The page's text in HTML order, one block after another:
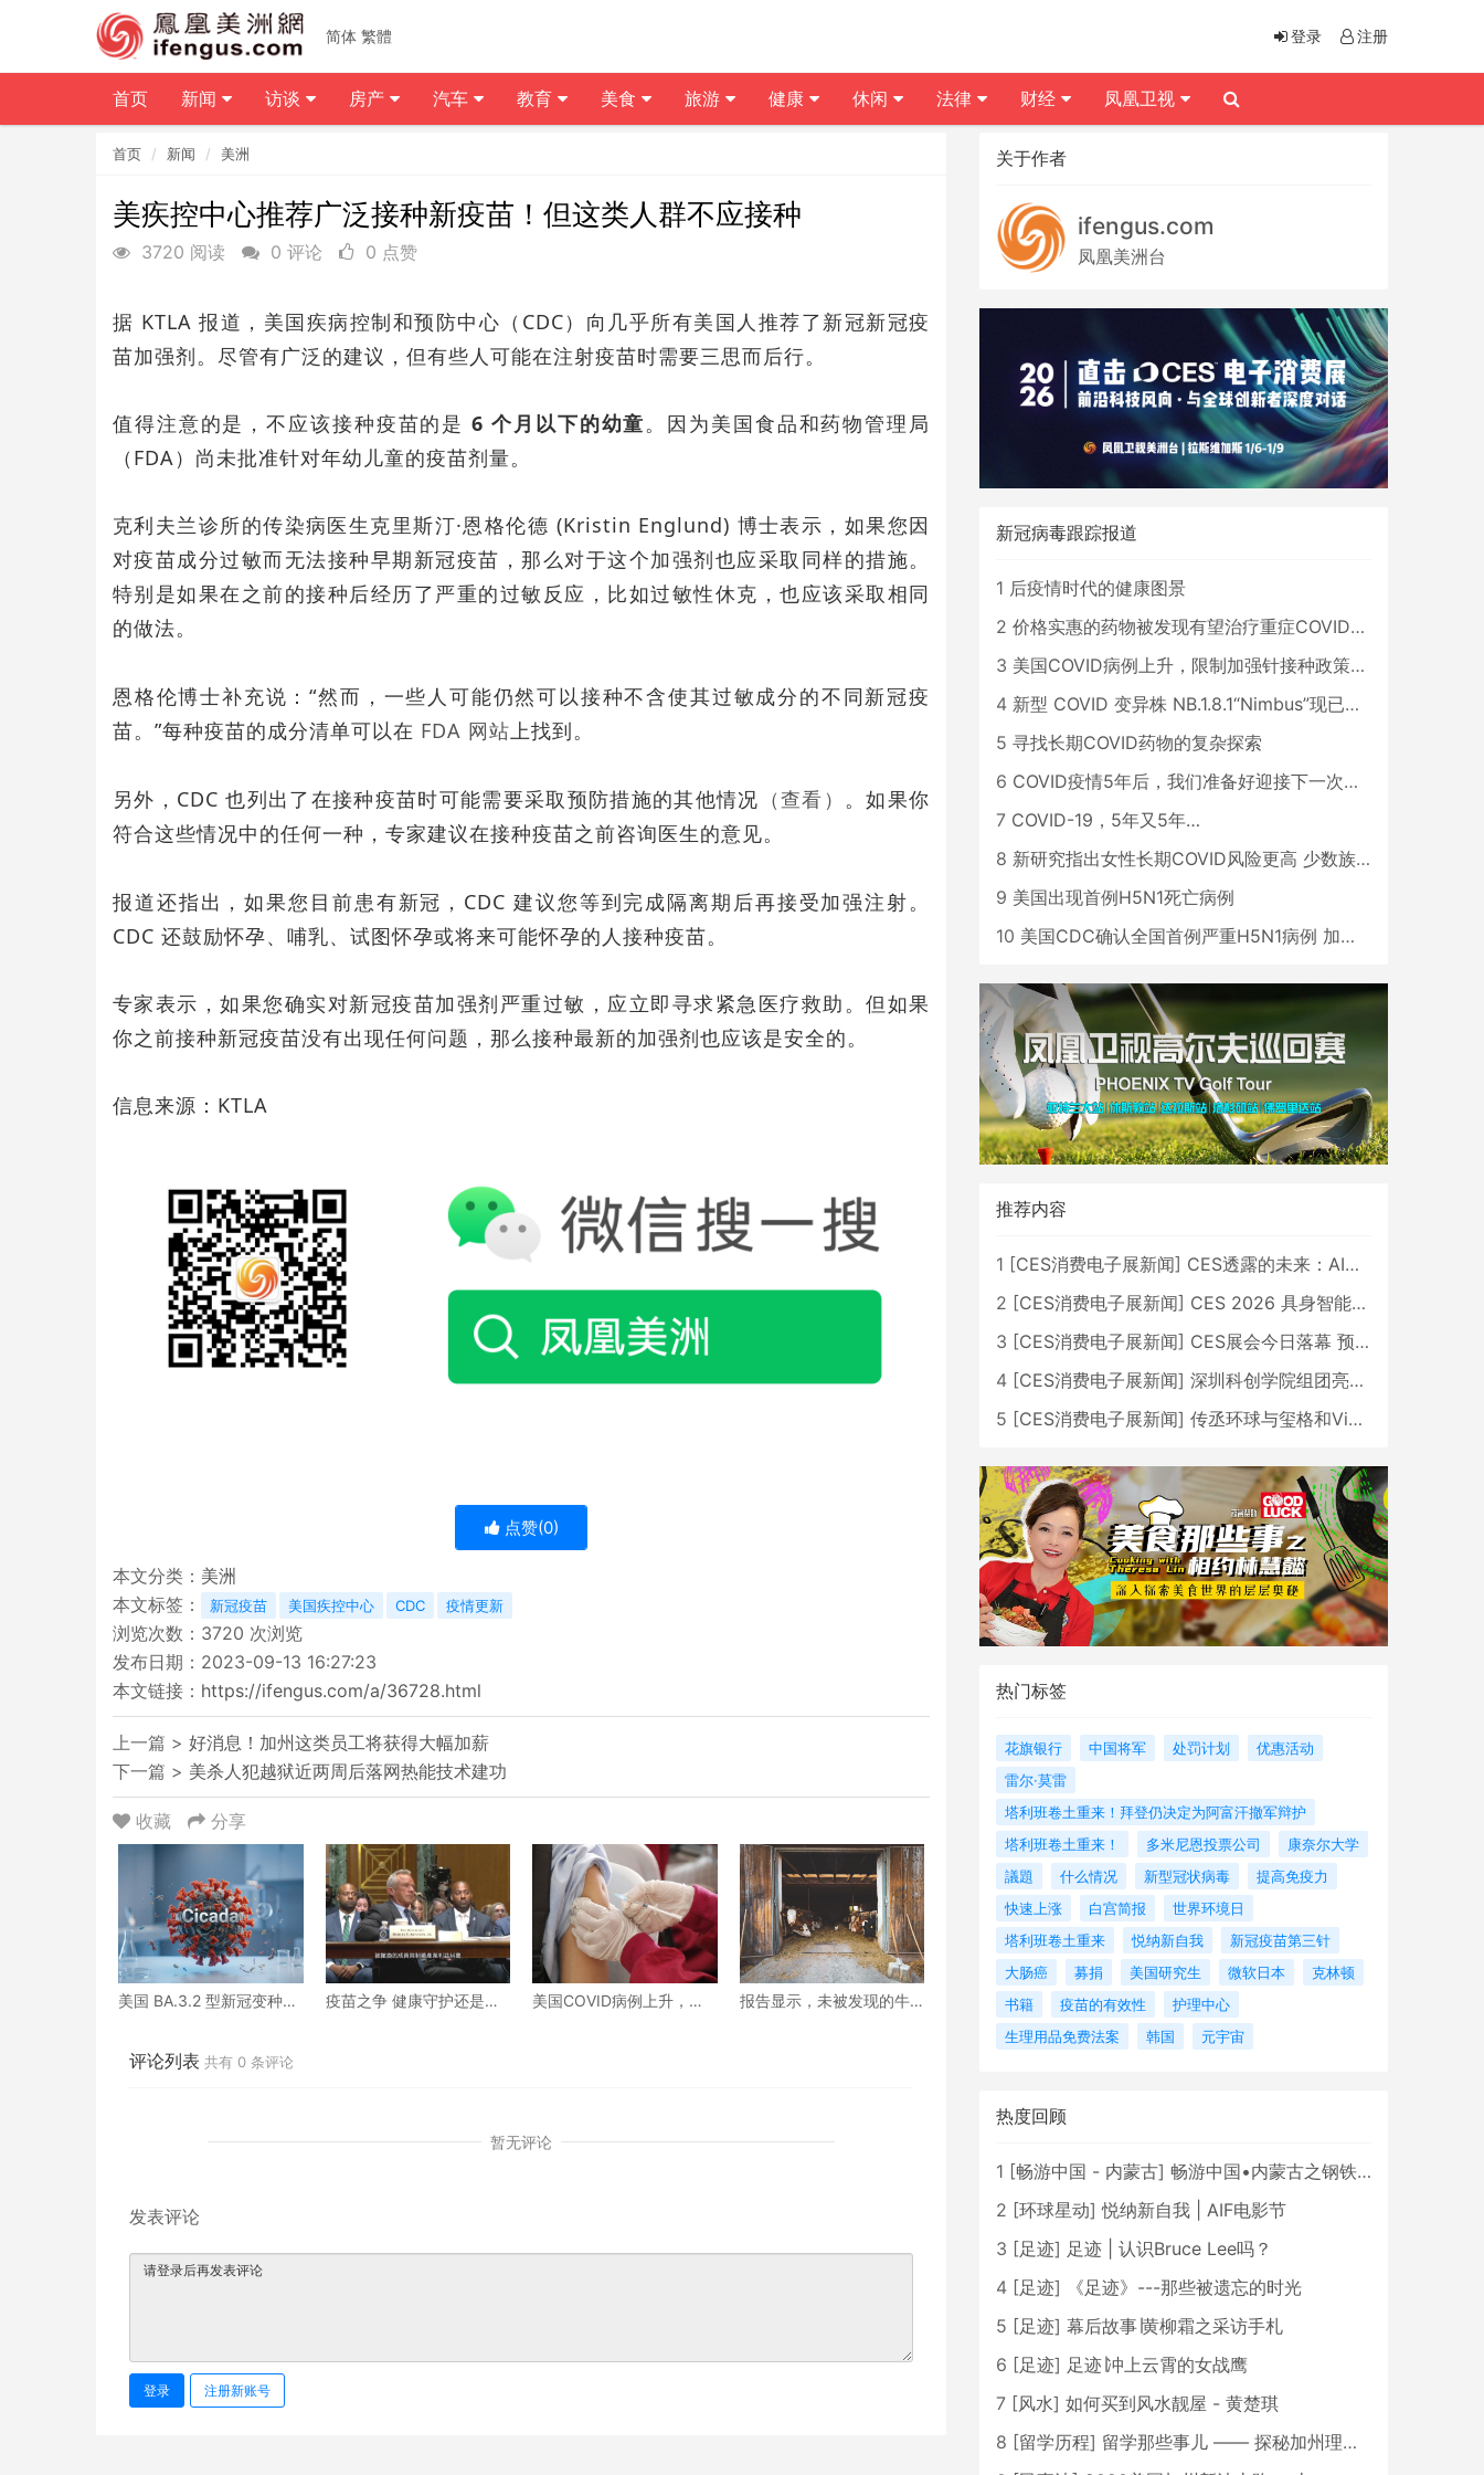
首页 新闻 美洲
美疾控中心推荐广泛接种新疫苗！但这类人群不应接种
3720 阅读 0 评论 0 点赞
据 KTLA 报道，美国疾病控制和预防中心（CDC）向几乎所有美国人推荐了新冠新冠疫
苗加强剂。尽管有广泛的建议，但有些人可能在注射疫苗时需要三思而后行。
值得注意的是，不应该接种疫苗的是 6 个月以下的幼童。因为美国食品和药物管理局
（FDA）尚未批准针对年幼儿童的疫苗剂量。
克利夫兰诊所的传染病医生克里斯汀·恩格伦德 (Kristin Englund) 博士表示，如果您因
对疫苗成分过敏而无法接种早期新冠疫苗，那么对于这个加强剂也应采取同样的措施。
特别是如果在之前的接种后经历了严重的过敏反应，比如过敏性休克，也应该采取相同
的做法。
恩格伦博士补充说：“然而，一些人可能仍然可以接种不含使其过敏成分的不同新冠疫
苗。”每种疫苗的成分清单可以在 FDA 网站上找到。
另外，CDC 也列出了在接种疫苗时可能需要采取预防措施的其他情况 （查看） 。如果你
符合这些情况中的任何一种，专家建议在接种疫苗之前咨询医生的意见。
报道还指出，如果您目前患有新冠，CDC 建议您等到完成隔离期后再接受加强注射。
CDC 还鼓励怀孕、哺乳、试图怀孕或将来可能怀孕的人接种疫苗。
专家表示，如果您确实对新冠疫苗加强剂严重过敏，应立即寻求紧急医疗救助。但如果
你之前接种新冠疫苗没有出现任何问题，那么接种最新的加强剂也应该是安全的。
信息来源：KTLA
点赞(0)
本文分类： 美洲
本文标签：
新冠疫苗 美国疾控中心 CDC 疫情更新
浏览次数： 3720 次浏览
发布日期：2023-09-13 16:27:23
本文链接： https://ifengus.com/a/36728.html
上一篇 > 好消息！加州这类员工将获得大幅加薪
下一篇 > 美杀人犯越狱近两周后落网热能技术建功
收藏 分享
美国 BA.3.2 型新冠变种病
疫苗之争 健康守护还是政
美国COVID病例上升，限
报告显示，未被发现的牛
评论列表 共有 0 条评论
暂无评论
发表评论
登录 注册新账号
关于作者
ifengus.com
凤凰美洲台
新冠病毒跟踪报道
1 后疫情时代的健康图景
2 价格实惠的药物被发现有望治疗重症COVID患者
3 美国COVID病例上升，限制加强针接种政策即将出台
4 新型 COVID 变异株 NB.1.8.1“Nimbus”现已在美国占据主导地位
5 寻找长期COVID药物的复杂探索
6 COVID疫情5年后，我们准备好迎接下一次大流行了吗？
7 COVID-19，5年又5年…
8 新研究指出女性长期COVID风险更高 少数族裔儿童存在差异
9 美国出现首例H5N1死亡病例
10 美国CDC确认全国首例严重H5N1病例 加州进入紧急状态
推荐内容
1 [CES消费电子展新闻] CES透露的未来：AI、机器人与智能生活大爆发
2 [CES消费电子展新闻] CES 2026 具身智能与创新领域 中国公司大放异彩
3 [CES消费电子展新闻] CES展会今日落幕 预计2026行业收入将超五千亿美元
4 [CES消费电子展新闻] 深圳科创学院组团亮相CES 广受好评
5 [CES消费电子展新闻] 传丞环球与玺格和VibeLens共同推出全新耳机
热门标签
花旗银行 中国将军 处罚计划
优惠活动
雷尔·莫雷
塔利班卷土重来！拜登仍决定为阿富汗撤军辩护
塔利班卷土重来！
多米尼恩投票公司
康奈尔大学
議題
什么情况 新型冠状病毒
提高免疫力
快速上涨
白宫简报
世界环境日
塔利班卷土重来
悦纳新自我
新冠疫苗第三针
大肠癌
募捐 美国研究生 微软日本
克林顿
书籍
疫苗的有效性
护理中心
生理用品免费法案
韩国 元宇宙
热度回顾
1 [畅游中国 - 内蒙古] 畅游中国•内蒙古之钢铁骄子，魅力包头
2 [环球星动] 悦纳新自我 | AIF电影节
3 [足迹] 足迹 | 认识Bruce Lee吗？
4 [足迹]
《足迹》---那些被遗忘的时光
5 [足迹] 幕后故事∣黄柳霜之采访手札
6 [足迹] 足迹∣冲上云霄的女战鹰
7 [风水] 如何买到风水靓屋 - 黄楚琪
8 [留学历程] 留学那些事儿 —— 探秘加州理工学院Caltech博士生活 [上集]
简体 繁體 登录 注册
首页 新闻 访谈 房产 汽车 教育 美食 旅游 健康 休闲 法律 财经 凤凰卫视